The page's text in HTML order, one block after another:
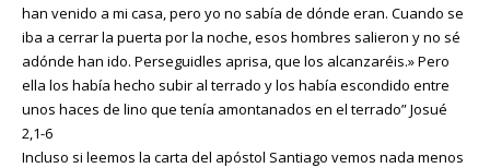
han venido a mi casa, pero yo no sabía de dónde eran. Cuando se
iba a cerrar la puerta por la noche, esos hombres salieron y no sé
adónde han ido. Perseguidles aprisa, que los alcanzaréis.» Pero
ella los había hecho subir al terrado y los había escondido entre
unos haces de lino que tenía amontanados en el terrado” Josué
2,1-6
Incluso si leemos la carta del apóstol Santiago vemos nada menos